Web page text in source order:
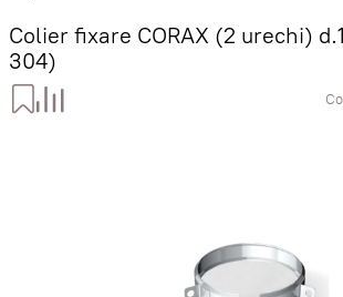
Colier fixare CORAX (2 urechi)
304)